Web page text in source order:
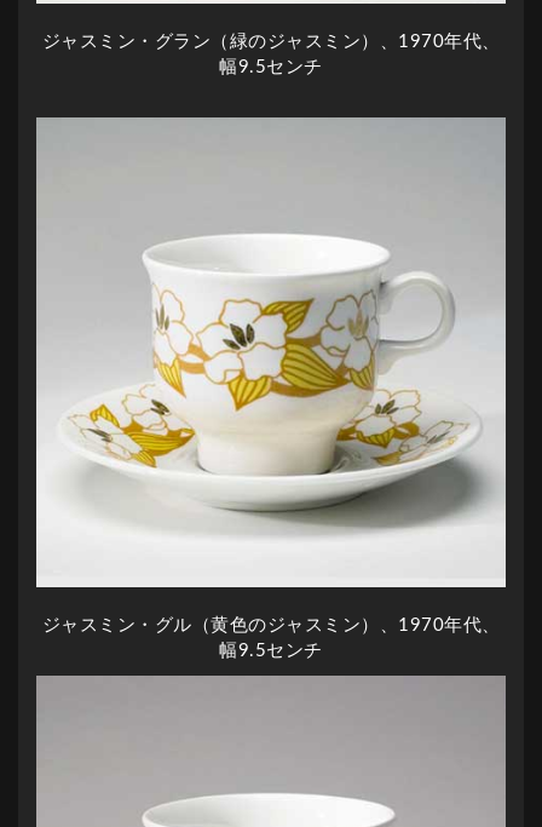
ジャスミン・グラン（緑のジャスミン）、1970年代、
幅9.5センチ
ジャスミン・グル（黄色のジャスミン）、1970年代、
幅9.5センチ